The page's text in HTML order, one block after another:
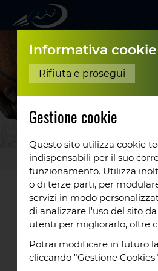
Altre forme di
Informativa cookie
Rifiuta e prosegui
Gestione cookie
Questo sito utilizza cookie
indispensabili per il suo
funzionamento. Utilizza
o di terze parti, per
servizi in modo
di analizzare l'uso del sito
utenti per migliorarlo, oltre
proposte o messaggi
accettare tutti i cookie da
Potrai modificare in futuro
cliccando "Gestione